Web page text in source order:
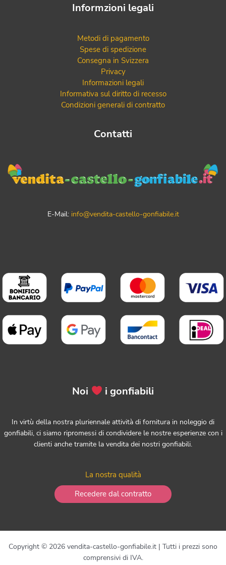
Informzioni legali
Metodi di pagamento
Spese di spedizione
Consegna in Svizzera
Privacy
Informazioni legali
Informativa sul diritto di recesso
Condizioni generali di contratto
Contatti
E-Mail: info@vendita-castello-gonfiabile.it
Noi i gonfiabili
In virtù della nostra pluriennale attività di fornitura in noleggio di
gonfiabili, ci siamo ripromessi di condividere le nostre esperienze con i
clienti anche tramite la vendita dei nostri gonfiabili.
La nostra qualità
Recedere dal contratto
Copyright © 2026 vendita-castello-gonfiabile.it | Tutti i prezzi sono
comprensivi di IVA.